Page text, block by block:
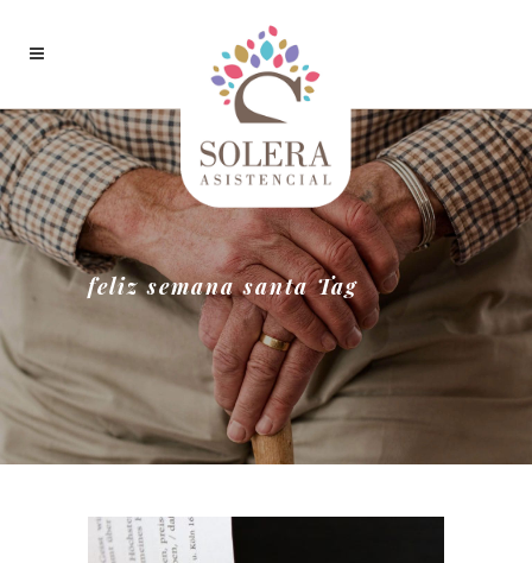
feliz semana santa Tag